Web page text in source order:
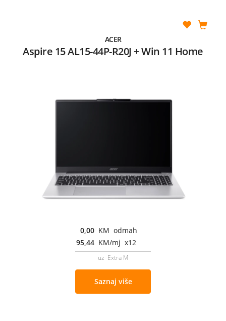
ACER
Aspire 15 AL15-44P-R20J + Win 11 Home
0,00 KM odmah
95,44 KM/mj x12
uz Extra M
Saznaj više